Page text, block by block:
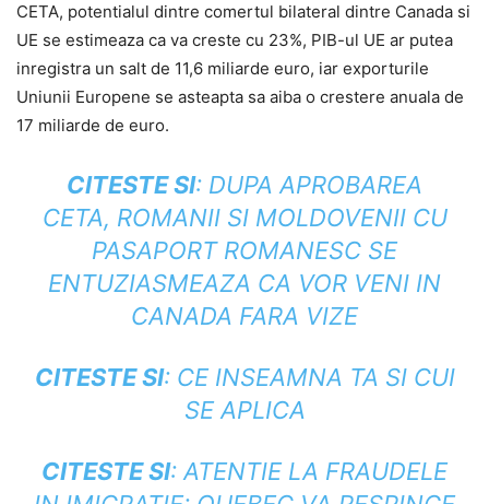
CETA, potentialul dintre comertul bilateral dintre Canada si
UE se estimeaza ca va creste cu 23%, PIB-ul UE ar putea
inregistra un salt de 11,6 miliarde euro, iar exporturile
Uniunii Europene se asteapta sa aiba o crestere anuala de
17 miliarde de euro.
CITESTE SI: DUPA APROBAREA
CETA, ROMANII SI MOLDOVENII CU
PASAPORT ROMANESC SE
ENTUZIASMEAZA CA VOR VENI IN
CANADA FARA VIZE
CITESTE SI: CE INSEAMNA TA SI CUI
SE APLICA
CITESTE SI:ATENTIE LA FRAUDELE